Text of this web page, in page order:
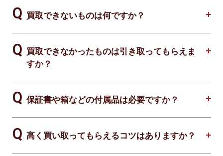
買取できないものは何ですか？
買取できなかったものは引き取ってもらえま
すか？
保証書や箱などの付属品は必要ですか？
高く買い取ってもらえるコツはありますか？